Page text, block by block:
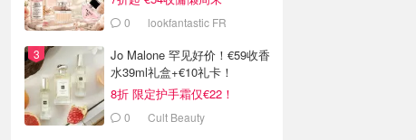
0 lookfantastic FR
Jo Malone 罕见好价！€59收香
水39ml礼盒+€10礼卡！
8折 限定护手霜仅€22！
0 Cult Beauty